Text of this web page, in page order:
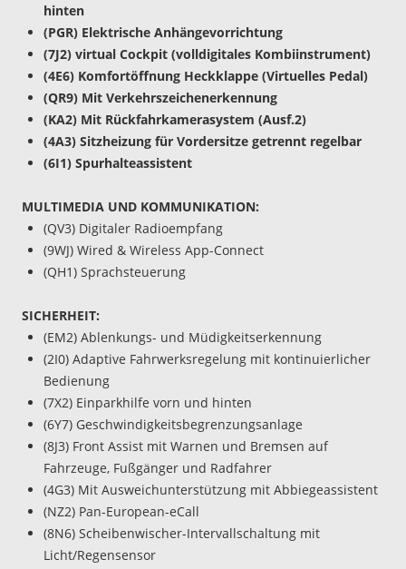
hinten
(PGR) Elektrische Anhängevorrichtung
(7J2) virtual Cockpit (volldigitales Kombiinstrument)
(4E6) Komfortöffnung Heckklappe (Virtuelles Pedal)
(QR9) Mit Verkehrszeichenerkennung
(KA2) Mit Rückfahrkamerasystem (Ausf.2)
(4A3) Sitzheizung für Vordersitze getrennt regelbar
(6I1) Spurhalteassistent
MULTIMEDIA UND KOMMUNIKATION:
(QV3) Digitaler Radioempfang
(9WJ) Wired & Wireless App-Connect
(QH1) Sprachsteuerung
SICHERHEIT:
(EM2) Ablenkungs- und Müdigkeitserkennung
(2I0) Adaptive Fahrwerksregelung mit kontinuierlicher
Bedienung
(7X2) Einparkhilfe vorn und hinten
(6Y7) Geschwindigkeitsbegrenzungsanlage
(8J3) Front Assist mit Warnen und Bremsen auf
Fahrzeuge, Fußgänger und Radfahrer
(4G3) Mit Ausweichunterstützung mit Abbiegeassistent
(NZ2) Pan-European-eCall
(8N6) Scheibenwischer-Intervallschaltung mit
Licht/Regensensor